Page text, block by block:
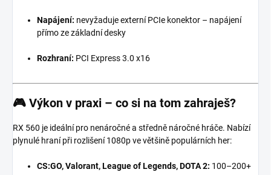
Napájení: nevyžaduje externí PCIe konektor – napájení
přímo ze základní desky
Rozhraní: PCI Express 3.0 x16
🎮 Výkon v praxi – co si na tom zahraješ?
RX 560 je ideální pro nenáročné a středně náročné hráče. Nabízí
plynulé hraní při rozlišení 1080p ve většině populárních her:
CS:GO, Valorant, League of Legends, DOTA 2: 100–200+